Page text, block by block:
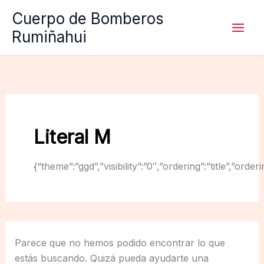
contenido
Cuerpo de Bomberos
Rumiñahui
Literal M
Parece que no hemos podido encontrar lo que
estás buscando. Quizá pueda ayudarte una